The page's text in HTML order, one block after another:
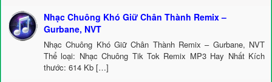
Nhạc Chuông Khó Giữ Chân Thành Remix –
Gurbane, NVT
Nhạc Chuông Khó Giữ Chân Thành Remix – Gurbane, NVT
Thể loại: Nhạc Chuông Tik Tok Remix MP3 Hay Nhất Kích
thước: 614 Kb […]